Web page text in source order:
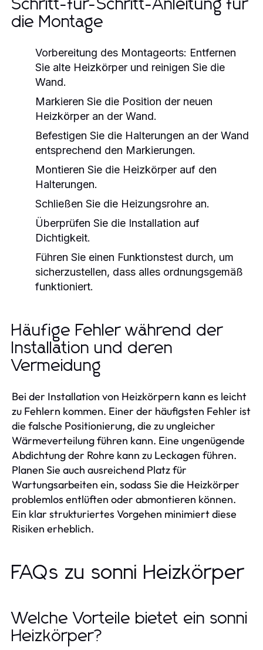
Schritt-für-Schritt-Anleitung für
die Montage
Vorbereitung des Montageorts: Entfernen
Sie alte Heizkörper und reinigen Sie die
Wand.
Markieren Sie die Position der neuen
Heizkörper an der Wand.
Befestigen Sie die Halterungen an der Wand
entsprechend den Markierungen.
Montieren Sie die Heizkörper auf den
Halterungen.
Schließen Sie die Heizungsrohre an.
Überprüfen Sie die Installation auf
Dichtigkeit.
Führen Sie einen Funktionstest durch, um
sicherzustellen, dass alles ordnungsgemäß
funktioniert.
Häufige Fehler während der
Installation und deren
Vermeidung
Bei der Installation von Heizkörpern kann es leicht
zu Fehlern kommen. Einer der häufigsten Fehler ist
die falsche Positionierung, die zu ungleicher
Wärmeverteilung führen kann. Eine ungenügende
Abdichtung der Rohre kann zu Leckagen führen.
Planen Sie auch ausreichend Platz für
Wartungsarbeiten ein, sodass Sie die Heizkörper
problemlos entlüften oder abmontieren können.
Ein klar strukturiertes Vorgehen minimiert diese
Risiken erheblich.
FAQs zu sonni Heizkörper
Welche Vorteile bietet ein sonni
Heizkörper?